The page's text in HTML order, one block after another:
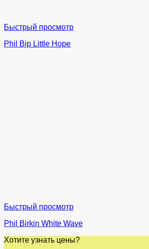
Быстрый просмотр
Phil Bip Little Hope
Быстрый просмотр
Phil Birkin White Wave
Хотите узнать цены?